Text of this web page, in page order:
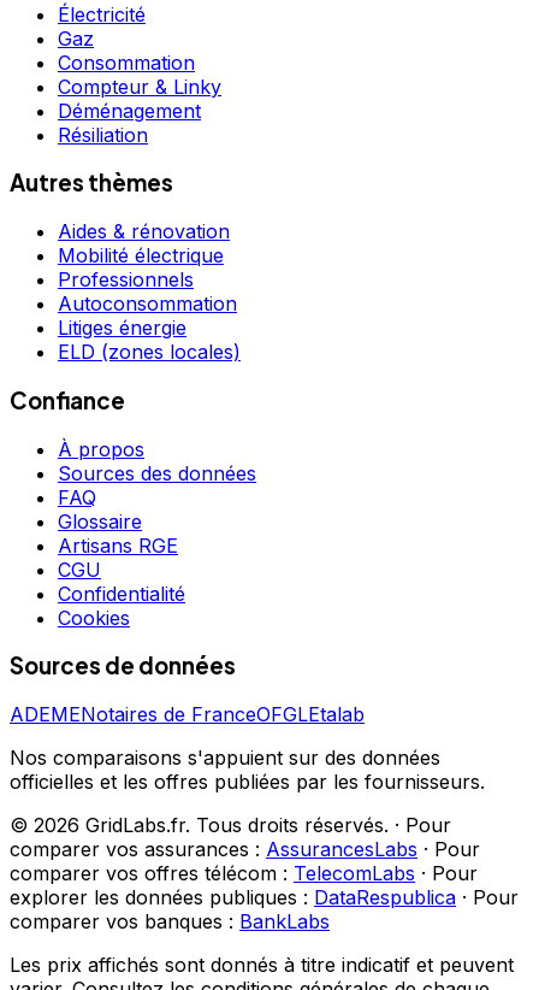
Électricité
Gaz
Consommation
Compteur & Linky
Déménagement
Résiliation
Autres thèmes
Aides & rénovation
Mobilité électrique
Professionnels
Autoconsommation
Litiges énergie
ELD (zones locales)
Confiance
À propos
Sources des données
FAQ
Glossaire
Artisans RGE
CGU
Confidentialité
Cookies
Sources de données
ADEMENotaires de FranceOFGLEtalab
Nos comparaisons s'appuient sur des données
officielles et les offres publiées par les fournisseurs.
© 2026 GridLabs.fr. Tous droits réservés. · Pour
comparer vos assurances : AssurancesLabs · Pour
comparer vos offres télécom : TelecomLabs · Pour
explorer les données publiques : DataRespublica · Pour
comparer vos banques : BankLabs
Les prix affichés sont donnés à titre indicatif et peuvent